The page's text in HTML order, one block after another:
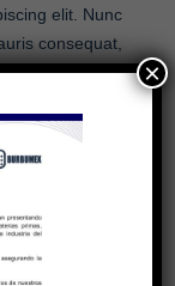
elit. Nunc
consequat,
orci,
metus at
Nam
adipiscing
nisl.
et ultrices
ipsum
×